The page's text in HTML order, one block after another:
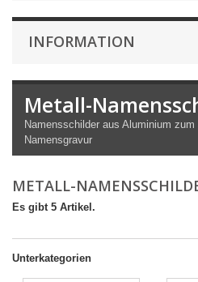
INFORMATION
Metall-
Namensschilder aus Aluminium
Namensgravur
METALL-
Es gibt 5 Artikel.
Unterkategorien